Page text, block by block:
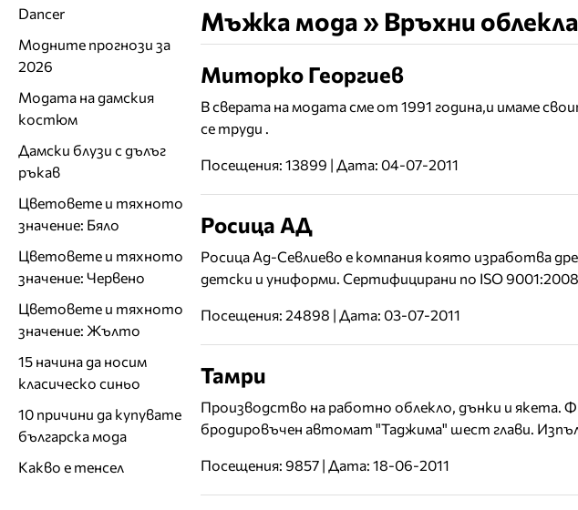
Мъжка мода » Връхни облекла
Миторко Георгиев
В сверата на модата сме от 1991 година,и имаме
се труди .
Посещения: 13899 | Дата: 04-07-2011
Росица АД
Росица Ад-Севлиево е компания която изработва
детски и униформи. Сертифицирани по ISO
Посещения: 24898 | Дата: 03-07-2011
Тамри
Производство на работно облекло, дънки и якета.
бродировъчен автомат "Таджима" шест глави.
Посещения: 9857 | Дата: 18-06-2011
Dancer
Модните прогнози за
2026
Модата на дамския
костюм
Дамски блузи с дълъг
ръкав
Цветовете и тяхното
значение: Бяло
Цветовете и тяхното
значение: Червено
Цветовете и тяхното
значение: Жълто
15 начина да носим
класическо синьо
10 причини да купувате
българска мода
Какво е тенсел